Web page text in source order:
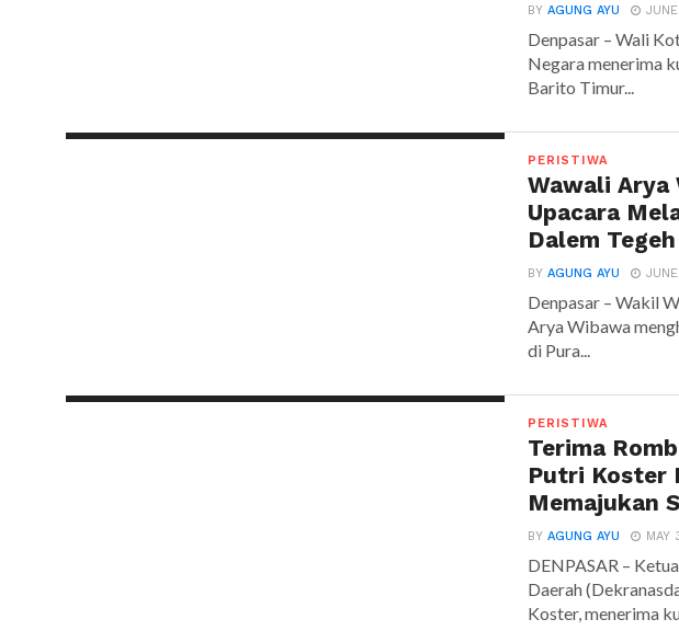
BYAGUNG AYU
Denpasar – Wali
Negara menerima
Barito Timur...
PERISTIWA
Wawali Arya
Upacara
Dalem
BYAGUNG AYU
Denpasar – Wakil
Arya Wibawa
di Pura...
PERISTIWA
Terima
Putri Koster
Memajukan
BYAGUNG AYU MAY
DENPASAR –
Daerah
Koster, menerima